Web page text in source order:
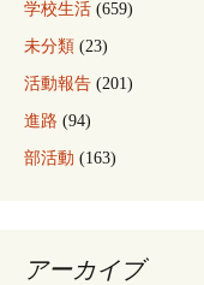
学校生活 (659)
未分類 (23)
活動報告 (201)
進路 (94)
部活動 (163)
アーカイブ